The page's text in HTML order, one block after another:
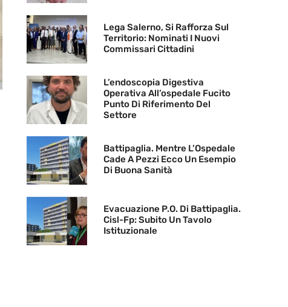
Lega Salerno, Si Rafforza Sul
Territorio: Nominati I Nuovi
Commissari Cittadini
L’endoscopia Digestiva
Operativa All’ospedale Fucito
Punto Di Riferimento Del
Settore
Battipaglia. Mentre L’Ospedale
Cade A Pezzi Ecco Un Esempio
Di Buona Sanità
Evacuazione P.O. Di Battipaglia.
Cisl-Fp: Subito Un Tavolo
Istituzionale